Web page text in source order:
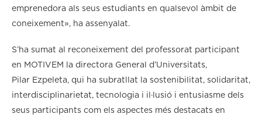
emprenedora als seus estudiants en qualsevol àmbit de
coneixement», ha assenyalat.
S’ha sumat al reconeixement del professorat participant
en MOTIVEM la directora General d’Universitats,
Pilar Ezpeleta, qui ha subratllat la sostenibilitat, solidaritat,
interdisciplinarietat, tecnologia i il·lusió i entusiasme dels
seus participants com els aspectes més destacats en